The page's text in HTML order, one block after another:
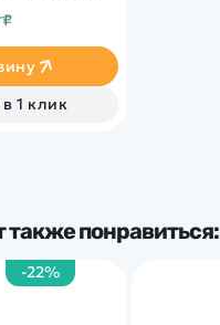
отличается
батареи,
1 клик
понравиться:
-22%